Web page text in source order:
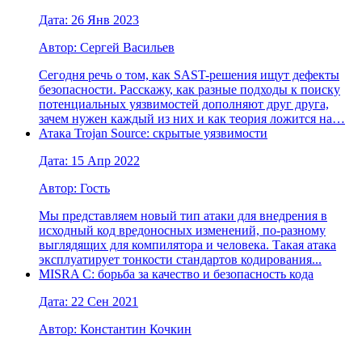
Дата: 26 Янв 2023
Автор: Сергей Васильев
Сегодня речь о том, как SAST-решения ищут дефекты
безопасности. Расскажу, как разные подходы к поиску
потенциальных уязвимостей дополняют друг друга,
зачем нужен каждый из них и как теория ложится на…
Атака Trojan Source: скрытые уязвимости
Дата: 15 Апр 2022
Автор: Гость
Мы представляем новый тип атаки для внедрения в
исходный код вредоносных изменений, по-разному
выглядящих для компилятора и человека. Такая атака
эксплуатирует тонкости стандартов кодирования...
MISRA C: борьба за качество и безопасность кода
Дата: 22 Сен 2021
Автор: Константин Кочкин